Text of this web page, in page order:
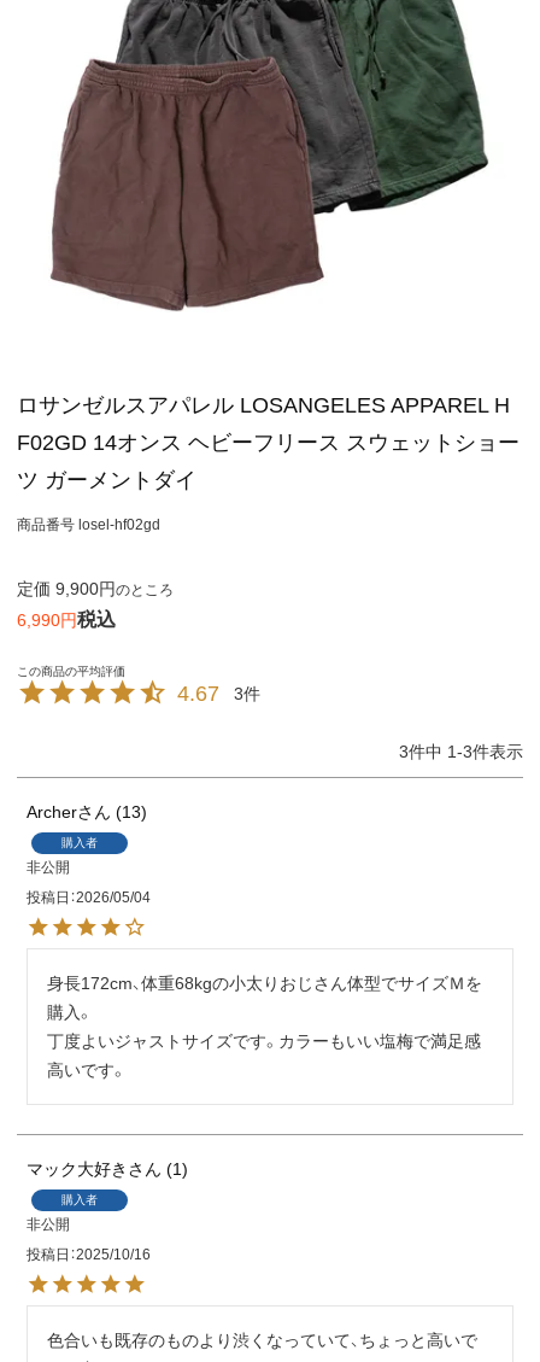
ロサンゼルスアパレル LOSANGELES APPAREL H
F02GD 14オンス ヘビーフリース スウェットショー
ツ ガーメントダイ
商品番号 losel-hf02gd
定価 9,900 のところ
6,990 税込
4.67 3
3件中 1-3件表示
Archer 13
購入者
非公開
投稿日 2026/05/04
身長172cm、体重68kgの小太りおじさん体型でサイズＭを
購入。
丁度よいジャストサイズです。カラーもいい塩梅で満足感
高いです。
マック大好き 1
購入者
非公開
投稿日 2025/10/16
色合いも既存のものより渋くなっていて、ちょっと高いで